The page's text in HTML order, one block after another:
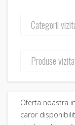
Categorii
Produse
Oferta noastra
caror